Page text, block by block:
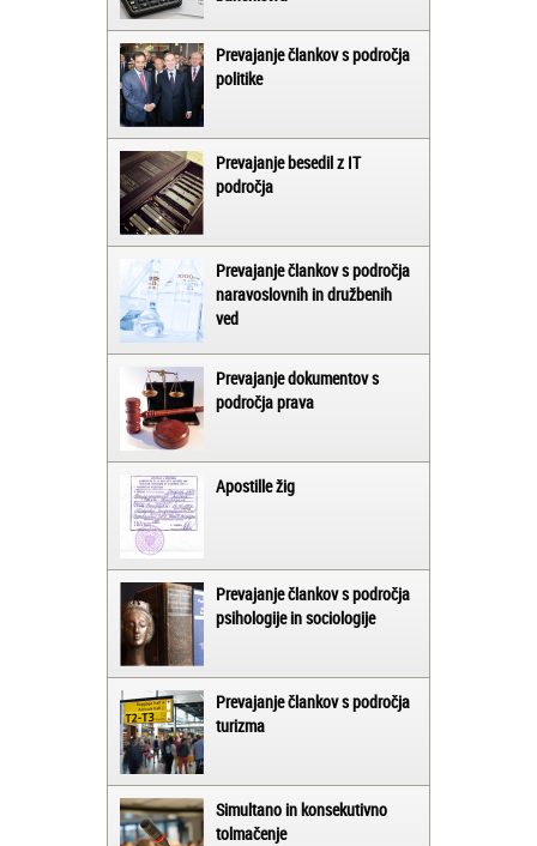
Prevajanje člankov s področja
politike
Prevajanje besedil z IT
področja
Prevajanje člankov s področja
naravoslovnih in družbenih
ved
Prevajanje dokumentov s
področja prava
Apostille žig
Prevajanje člankov s področja
psihologije in sociologije
Prevajanje člankov s področja
turizma
Simultano in konsekutivno
tolmačenje